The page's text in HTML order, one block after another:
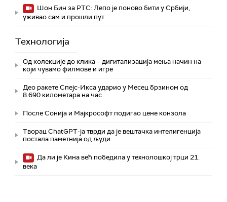
Шон Бин за РТС: Лепо је поново бити у Србији,
уживао сам и прошли пут
Технологијa
Од колекције до клика – дигитализација мења начин на
који чувамо филмове и игре
Део ракете Спејс-Икса ударио у Месец брзином од
8.690 километара на час
После Сонија и Мајкрософт подигао цене конзола
Творац ChatGPT-ја тврди да је вештачка интелигенција
постала паметнија од људи
Да ли је Кина већ победила у технолошкој трци 21.
века